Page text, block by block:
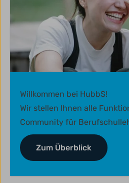
Willkommen bei HubbS!
Wir stellen Ihnen alle
Community für
Zum Überblick